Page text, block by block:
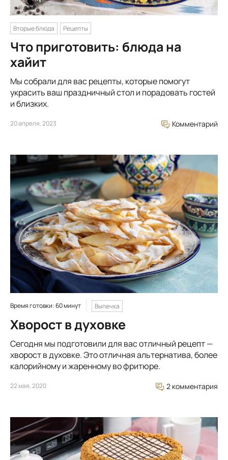
Вторые блюда Рецепты
Что приготовить: блюда на
хайит
Мы собрали для вас рецепты, которые помогут
украсить ваш праздничный стол и порадовать гостей
и близких.
20 апреля, 2023 Комментарий
Время готовки: 60 минут Выпечка
Хворост в духовке
Сегодня мы подготовили для вас отличный рецепт —
хворост в духовке. Это отличная альтернатива, более
калорийному и жаренному во фритюре.
22 мая, 2020 2 комментария